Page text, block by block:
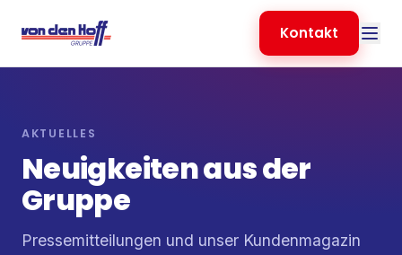
Kontakt
AKTUELLES
Neuigkeiten aus der
Gruppe
Pressemitteilungen und unser Kundenmagazin